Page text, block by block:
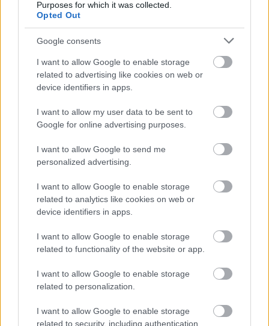
Purposes for which it was collected.
Opted Out
Google consents
I want to allow Google to enable storage
related to advertising like cookies on web or
device identifiers in apps.
I want to allow my user data to be sent to
Google for online advertising purposes.
I want to allow Google to send me
personalized advertising.
I want to allow Google to enable storage
related to analytics like cookies on web or
device identifiers in apps.
I want to allow Google to enable storage
related to functionality of the website or app.
I want to allow Google to enable storage
related to personalization.
I want to allow Google to enable storage
related to security, including authentication